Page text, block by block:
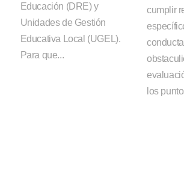
Educación (DRE) y
Unidades de Gestión
Educativa Local (UGEL).
Para que...
cumplir
los